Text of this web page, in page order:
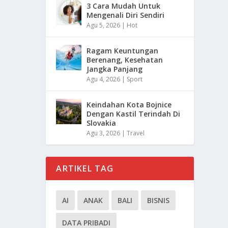
3 Cara Mudah Untuk
Mengenali Diri Sendiri
Agu 5, 2026 | Hot
Ragam Keuntungan
Berenang, Kesehatan
Jangka Panjang
Agu 4, 2026 | Sport
Keindahan Kota Bojnice
Dengan Kastil Terindah Di
Slovakia
Agu 3, 2026 |Travel
ARTIKEL TAG
AI ANAK BALI BISNIS
DATA PRIBADI